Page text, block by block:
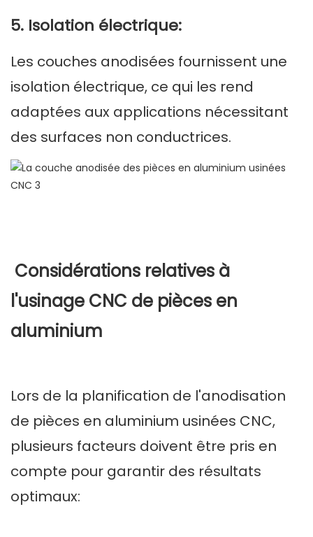
5. Isolation électrique:
Les couches anodisées fournissent une
isolation électrique, ce qui les rend
adaptées aux applications nécessitant
des surfaces non conductrices.
Considérations relatives à
l'usinage CNC de pièces en
aluminium
Lors de la planification de l'anodisation
de pièces en aluminium usinées CNC,
plusieurs facteurs doivent être pris en
compte pour garantir des résultats
optimaux: